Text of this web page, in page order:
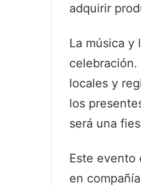
adquirir
La música y
celebración.
locales y
los
será una
Este evento
en